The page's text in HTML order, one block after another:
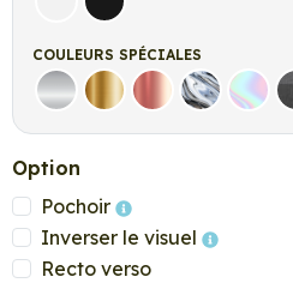
Blanc matNoir mat
COULEURS SPÉCIALES
Argent Or Rose Gold
Chrome
Option
Pochoir
Inverser le visuel
Recto verso